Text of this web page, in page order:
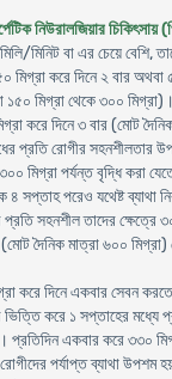
নিউরালজিয়ার
মিনিট বা এর চেয়ে বেশি,
মিগ্রা করে দিনে ২ বার
১৫০ মিগ্রা থেকে ৩০০
করে দিনে ৩ বার (মোট
প্রতি রোগীর সহনশীলতার
মিগ্রা পর্যন্ত বৃদ্ধি করা
৪ সপ্তাহ পরেও যথেষ্ট ব্যাথা
সহনশীল তাদের ক্ষেত্রে
দৈনিক মাত্রা ৬০০ মিগ্রা)
করে দিনে একবার সেবন
করে ১ সপ্তাহের মধ্যে
প্রতিদিন একবার করে ৩৩০
পর্যাপ্ত ব্যাথা উপশম